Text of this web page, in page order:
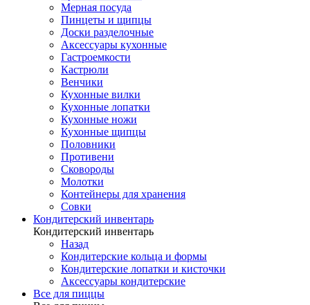
Мерная посуда
Пинцеты и щипцы
Доски разделочные
Аксессуары кухонные
Гастроемкости
Кастрюли
Венчики
Кухонные вилки
Кухонные лопатки
Кухонные ножи
Кухонные щипцы
Половники
Противени
Сковороды
Молотки
Контейнеры для хранения
Совки
Кондитерский инвентарь
Кондитерский инвентарь
Назад
Кондитерские кольца и формы
Кондитерские лопатки и кисточки
Аксессуары кондитерские
Все для пиццы